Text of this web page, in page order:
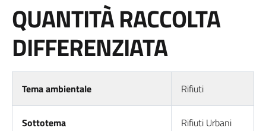
QUANTITÀ RACCOLTA
DIFFERENZIATA
Tema ambientale Rifiuti
Sottotema Rifiuti Urbani